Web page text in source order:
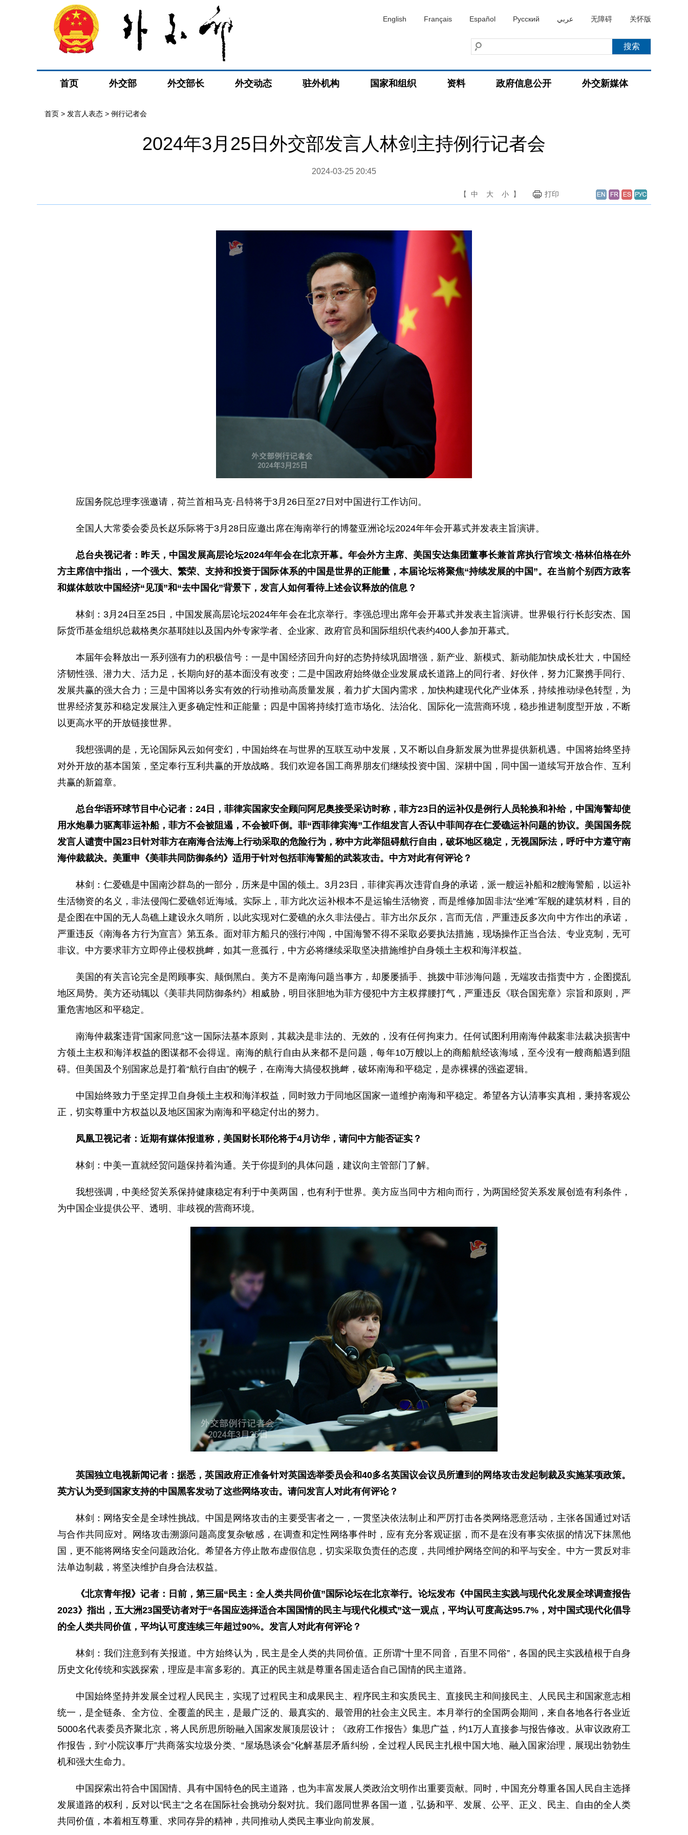
English Français Español Русский عربي 无障碍 关怀版
首页 外交部 外交部长 外交动态 驻外机构 国家和组织 资料 政府信息公开 外交新媒体
首页 > 发言人表态 > 例行记者会
2024年3月25日外交部发言人林剑主持例行记者会
2024-03-25 20:45
【 中 大 小 】 打印
应国务院总理李强邀请，荷兰首相马克·吕特将于3月26日至27日对中国进行工作访问。
全国人大常委会委员长赵乐际将于3月28日应邀出席在海南举行的博鳌亚洲论坛2024年年会开幕式并发表主旨演讲。
总台央视记者：昨天，中国发展高层论坛2024年年会在北京开幕。年会外方主席、美国安达集团董事长兼首席执行官埃文·格林伯格在外
方主席信中指出，一个强大、繁荣、支持和投资于国际体系的中国是世界的正能量，本届论坛将聚焦“持续发展的中国”。在当前个别西方政客
和媒体鼓吹中国经济“见顶”和“去中国化”背景下，发言人如何看待上述会议释放的信息？
林剑：3月24日至25日，中国发展高层论坛2024年年会在北京举行。李强总理出席年会开幕式并发表主旨演讲。世界银行行长彭安杰、国
际货币基金组织总裁格奥尔基耶娃以及国内外专家学者、企业家、政府官员和国际组织代表约400人参加开幕式。
本届年会释放出一系列强有力的积极信号：一是中国经济回升向好的态势持续巩固增强，新产业、新模式、新动能加快成长壮大，中国经
济韧性强、潜力大、活力足，长期向好的基本面没有改变；二是中国政府始终做企业发展成长道路上的同行者、好伙伴，努力汇聚携手同行、
发展共赢的强大合力；三是中国将以务实有效的行动推动高质量发展，着力扩大国内需求，加快构建现代化产业体系，持续推动绿色转型，为
世界经济复苏和稳定发展注入更多确定性和正能量；四是中国将持续打造市场化、法治化、国际化一流营商环境，稳步推进制度型开放，不断
以更高水平的开放链接世界。
我想强调的是，无论国际风云如何变幻，中国始终在与世界的互联互动中发展，又不断以自身新发展为世界提供新机遇。中国将始终坚持
对外开放的基本国策，坚定奉行互利共赢的开放战略。我们欢迎各国工商界朋友们继续投资中国、深耕中国，同中国一道续写开放合作、互利
共赢的新篇章。
总台华语环球节目中心记者：24日，菲律宾国家安全顾问阿尼奥接受采访时称，菲方23日的运补仅是例行人员轮换和补给，中国海警却使
用水炮暴力驱离菲运补船，菲方不会被阻遏，不会被吓倒。菲“西菲律宾海”工作组发言人否认中菲间存在仁爱礁运补问题的协议。美国国务院
发言人谴责中国23日针对菲方在南海合法海上行动采取的危险行为，称中方此举阻碍航行自由，破坏地区稳定，无视国际法，呼吁中方遵守南
海仲裁裁决。美重申《美菲共同防御条约》适用于针对包括菲海警船的武装攻击。中方对此有何评论？
林剑：仁爱礁是中国南沙群岛的一部分，历来是中国的领土。3月23日，菲律宾再次违背自身的承诺，派一艘运补船和2艘海警船，以运补
生活物资的名义，非法侵闯仁爱礁邻近海域。实际上，菲方此次运补根本不是运输生活物资，而是维修加固非法“坐滩”军舰的建筑材料，目的
是企图在中国的无人岛礁上建设永久哨所，以此实现对仁爱礁的永久非法侵占。菲方出尔反尔，言而无信，严重违反多次向中方作出的承诺，
严重违反《南海各方行为宣言》第五条。面对菲方船只的强行冲闯，中国海警不得不采取必要执法措施，现场操作正当合法、专业克制，无可
非议。中方要求菲方立即停止侵权挑衅，如其一意孤行，中方必将继续采取坚决措施维护自身领土主权和海洋权益。
美国的有关言论完全是罔顾事实、颠倒黑白。美方不是南海问题当事方，却屡屡插手、挑拨中菲涉海问题，无端攻击指责中方，企图搅乱
地区局势。美方还动辄以《美菲共同防御条约》相威胁，明目张胆地为菲方侵犯中方主权撑腰打气，严重违反《联合国宪章》宗旨和原则，严
重危害地区和平稳定。
南海仲裁案违背“国家同意”这一国际法基本原则，其裁决是非法的、无效的，没有任何拘束力。任何试图利用南海仲裁案非法裁决损害中
方领土主权和海洋权益的图谋都不会得逞。南海的航行自由从来都不是问题，每年10万艘以上的商船航经该海域，至今没有一艘商船遇到阻
碍。但美国及个别国家总是打着“航行自由”的幌子，在南海大搞侵权挑衅，破坏南海和平稳定，是赤裸裸的强盗逻辑。
中国始终致力于坚定捍卫自身领土主权和海洋权益，同时致力于同地区国家一道维护南海和平稳定。希望各方认清事实真相，秉持客观公
正，切实尊重中方权益以及地区国家为南海和平稳定付出的努力。
凤凰卫视记者：近期有媒体报道称，美国财长耶伦将于4月访华，请问中方能否证实？
林剑：中美一直就经贸问题保持着沟通。关于你提到的具体问题，建议向主管部门了解。
我想强调，中美经贸关系保持健康稳定有利于中美两国，也有利于世界。美方应当同中方相向而行，为两国经贸关系发展创造有利条件，
为中国企业提供公平、透明、非歧视的营商环境。
英国独立电视新闻记者：据悉，英国政府正准备针对英国选举委员会和40多名英国议会议员所遭到的网络攻击发起制裁及实施某项政策。
英方认为受到国家支持的中国黑客发动了这些网络攻击。请问发言人对此有何评论？
林剑：网络安全是全球性挑战。中国是网络攻击的主要受害者之一，一贯坚决依法制止和严厉打击各类网络恶意活动，主张各国通过对话
与合作共同应对。网络攻击溯源问题高度复杂敏感，在调查和定性网络事件时，应有充分客观证据，而不是在没有事实依据的情况下抹黑他
国，更不能将网络安全问题政治化。希望各方停止散布虚假信息，切实采取负责任的态度，共同维护网络空间的和平与安全。中方一贯反对非
法单边制裁，将坚决维护自身合法权益。
《北京青年报》记者：日前，第三届“民主：全人类共同价值”国际论坛在北京举行。论坛发布《中国民主实践与现代化发展全球调查报告
2023》指出，五大洲23国受访者对于“各国应选择适合本国国情的民主与现代化模式”这一观点，平均认可度高达95.7%，对中国式现代化倡导
的全人类共同价值，平均认可度连续三年超过90%。发言人对此有何评论？
林剑：我们注意到有关报道。中方始终认为，民主是全人类的共同价值。正所谓“十里不同音，百里不同俗”，各国的民主实践植根于自身
历史文化传统和实践探索，理应是丰富多彩的。真正的民主就是尊重各国走适合自己国情的民主道路。
中国始终坚持并发展全过程人民民主，实现了过程民主和成果民主、程序民主和实质民主、直接民主和间接民主、人民民主和国家意志相
统一，是全链条、全方位、全覆盖的民主，是最广泛的、最真实的、最管用的社会主义民主。本月举行的全国两会期间，来自各地各行各业近
5000名代表委员齐聚北京，将人民所思所盼融入国家发展顶层设计；《政府工作报告》集思广益，约1万人直接参与报告修改。从审议政府工
作报告，到“小院议事厅”共商落实垃圾分类、“屋场恳谈会”化解基层矛盾纠纷，全过程人民民主扎根中国大地、融入国家治理，展现出勃勃生
机和强大生命力。
中国探索出符合中国国情、具有中国特色的民主道路，也为丰富发展人类政治文明作出重要贡献。同时，中国充分尊重各国人民自主选择
发展道路的权利，反对以“民主”之名在国际社会挑动分裂对抗。我们愿同世界各国一道，弘扬和平、发展、公平、正义、民主、自由的全人类
共同价值，本着相互尊重、求同存异的精神，共同推动人类民主事业向前发展。